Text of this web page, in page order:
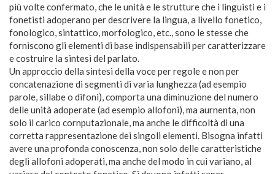
più volte confermato, che le unità e le strutture che i linguisti e i
fonetisti adoperano per descrivere la lingua, a livello fonetico,
fonologico, sintattico, morfologico, etc., sono le stesse che
forniscono gli elementi di base indispensabili per caratterizzare
e costruire la sintesi del parlato.
Un approccio della sintesi della voce per regole e non per
concatenazione di segmenti di varia lunghezza (ad esempio
parole, sillabe o difoni), comporta una diminuzione del numero
delle unità adoperate (ad esempio allofoni), ma aurnenta, non
solo il carico cornputazionale, ma anche le difficoltà di una
corretta rappresentazione dei singoli elementi. Bisogna infatti
avere una profonda conoscenza, non solo delle caratteristiche
degli allofoni adoperati, ma anche del modo in cui variano, al